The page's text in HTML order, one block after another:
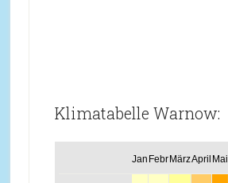
Klimatabelle Warnow:
Jan Febr MärzApril Mai